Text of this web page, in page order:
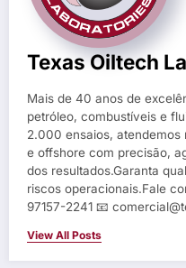
Texas Oiltech
Mais de 40 anos de
petróleo, combustíveis e
2.000 ensaios,
e offshore com precisão,
dos resultados.Garanta
riscos operacionais.Fale
97157-2241 📧
View All Posts